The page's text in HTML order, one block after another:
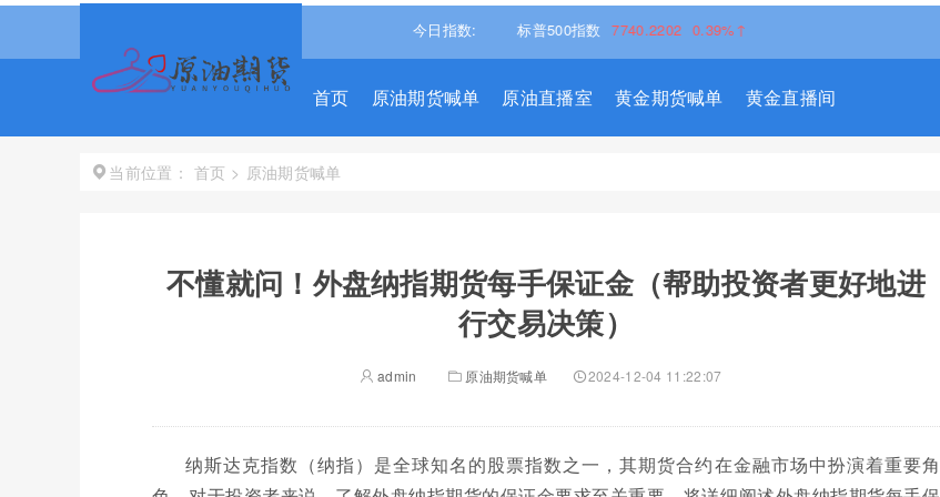
今日指数:
0.91%↑ 标普500指数 7740.2202 0.39%↑
首页 原油期货喊单 原油直播室 黄金期货喊单 黄金直播间
当前位置： 首页 > 原油期货喊单
不懂就问！外盘纳指期货每手保证金（帮助投资者更好地进
行交易决策）
admin 原油期货喊单 2024-12-04 11:22:07
纳斯达克指数（纳指）是全球知名的股票指数之一，其期货合约在金融市场中扮演着重要角